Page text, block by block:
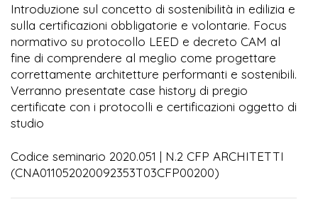
Introduzione sul concetto di sostenibilità in edilizia e
sulla certificazioni obbligatorie e volontarie. Focus
normativo su protocollo LEED e decreto CAM al
fine di comprendere al meglio come progettare
correttamente architetture performanti e sostenibili.
Verranno presentate case history di pregio
certificate con i protocolli e certificazioni oggetto di
studio
Codice seminario 2020.051 | N.2 CFP ARCHITETTI
(CNA011052020092353T03CFP00200)